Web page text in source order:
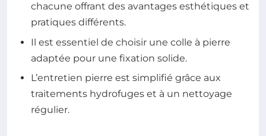
chacune offrant des avantages esthétiques et
pratiques différents.
Il est essentiel de choisir une colle à pierre
adaptée pour une fixation solide.
L’entretien pierre est simplifié grâce aux
traitements hydrofuges et à un nettoyage
régulier.